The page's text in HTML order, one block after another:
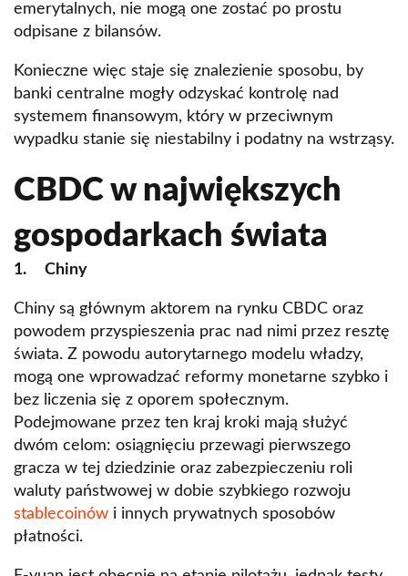
emerytalnych, nie mogą one zostać po prostu
odpisane z bilansów.
Konieczne więc staje się znalezienie sposobu, by
banki centralne mogły odzyskać kontrolę nad
systemem finansowym, który w przeciwnym
wypadku stanie się niestabilny i podatny na wstrząsy.
CBDC w największych
gospodarkach świata
1. Chiny
Chiny są głównym aktorem na rynku CBDC oraz
powodem przyspieszenia prac nad nimi przez resztę
świata. Z powodu autorytarnego modelu władzy,
mogą one wprowadzać reformy monetarne szybko i
bez liczenia się z oporem społecznym.
Podejmowane przez ten kraj kroki mają służyć
dwóm celom: osiągnięciu przewagi pierwszego
gracza w tej dziedzinie oraz zabezpieczeniu roli
waluty państwowej w dobie szybkiego rozwoju
stablecoinów i innych prywatnych sposobów
płatności.